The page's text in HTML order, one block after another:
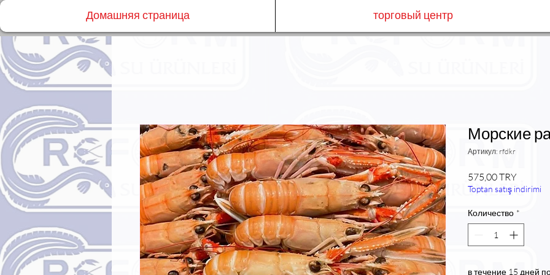
Домашняя страница торговый центр
Морские
Артикул: rfdkr
575,00 TRYЦена
Toptan satış indirimi
Количество *
в течение 15 дней